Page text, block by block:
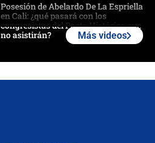
Posesión de Abelardo De La Espriella
en Cali: ¿qué pasará con los
congresistas del Pacto Histórico que
no asistirán?
Más videos